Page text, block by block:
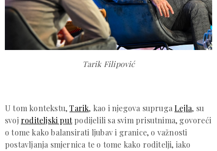
Tarik Filipović
U tom kontekstu,Tarik, kao i njegova suprugaLejla, su
svoj roditeljski putpodijelili sa svim prisutnima, govoreći
o tome kako balansirati ljubav i granice, o važnosti
postavljanja smjernica te o tome kako roditelji, iako